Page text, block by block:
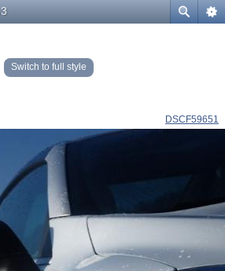
Switch to full style
DSCF59651